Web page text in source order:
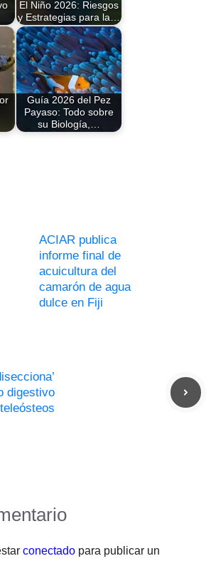
El Niño 2026: Riesgos
y Estrategias para la…
Guía 2026 del Pez
Payaso: Todo sobre
su Biología,…
ACIAR publica
informe final de
acuicultura del
camarón de agua
dulce en Fiji
digestivo
conectado para publicar un